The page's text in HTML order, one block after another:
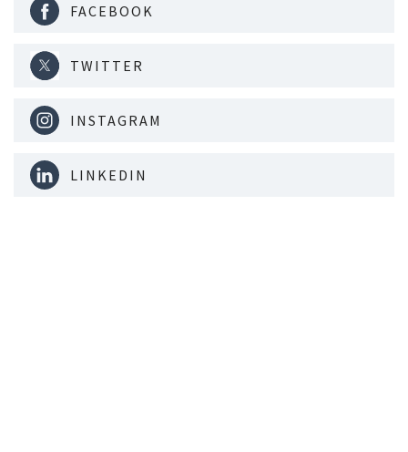
FACEBOOK
TWITTER
INSTAGRAM
LINKEDIN